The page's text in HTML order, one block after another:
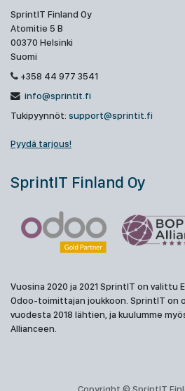
SprintIT Finland Oy
Atomitie 5 B
00370 Helsinki
Suomi
+358 44 977 3541
info@sprintit.fi
Tukipyynnöt: support@sprintit.fi
Pyydä tarjous!
SprintIT Finland Oy
Vuosina 2020 ja 2021 SprintIT on valittu
Odoo-toimittajan joukkoon. SprintIT on
vuodesta 2018 lähtien, ja kuulumme
Allianceen.
Copyright © SprintIT